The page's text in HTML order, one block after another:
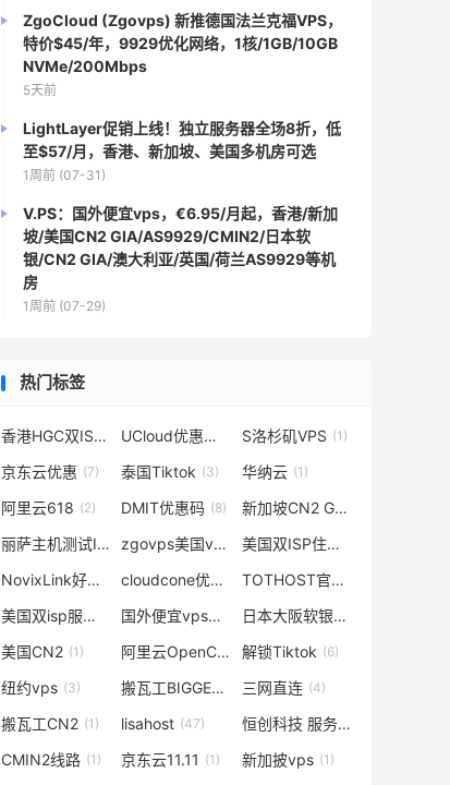
ZgoCloud (Zgovps) 新推德国法兰克福VPS，
特价$45/年，9929优化网络，1核/1GB/10GB
NVMe/200Mbps
5天前
LightLayer促销上线！独立服务器全场8折，低
至$57/月，香港、新加坡、美国多机房可选
1周前 (07-31)
V.PS：国外便宜vps，€6.95/月起，香港/新加
坡/美国CN2 GIA/AS9929/CMIN2/日本软
银/CN2 GIA/澳大利亚/英国/荷兰AS9929等机
房
1周前 (07-29)
热门标签
香港HGC双ISP (14) UCloud优惠码 S洛杉矶VPS (1)
京东云优惠 (7) 泰国Tiktok (3) 华纳云 (1)
阿里云618 (2) DMIT优惠码 (8) 新加坡CN2 GIA
丽萨主机测试IP (1) zgovps美国vps (2) 美国双ISP住宅VPS
NovixLink好用吗 (1) cloudcone优惠码 (3) TOTHOST官网
美国双isp服务器 (4) 国外便宜vps(3) 日本大阪软银机房
美国CN2 (1) 阿里云OpenClaw (2)
解锁Tiktok (6)
纽约vps (3) 搬瓦工BIGGERBOX邀请码 (1)
三网直连 (4)
搬瓦工CN2 (1) lisahost (47) 恒创科技 服务器
CMIN2线路 (1) 京东云11.11 (1) 新加披vps (1)